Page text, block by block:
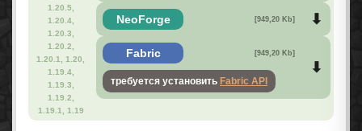
1.20.5,
1.20.4,
1.20.3,
1.20.2,
1.20.1, 1.20,
1.19.4,
1.19.3,
1.19.2,
1.19.1, 1.19
NeoForge [949,20 Kb]
Fabric [949,20 Kb]
требуется установить Fabric API